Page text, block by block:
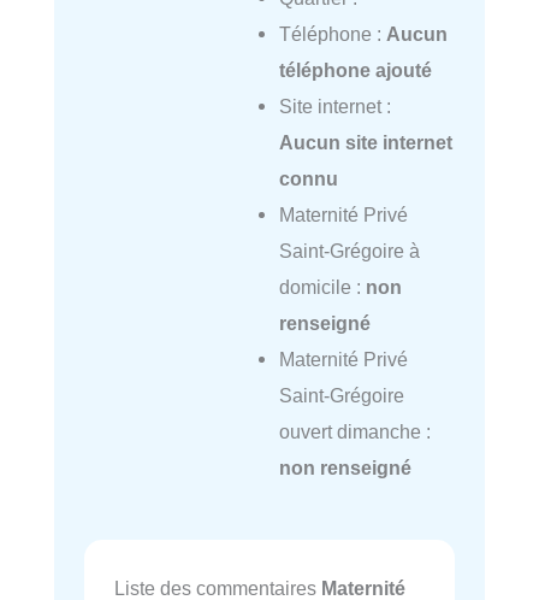
Téléphone : Aucun
téléphone ajouté
Site internet :
Aucun site internet
connu
Maternité Privé
Saint-Grégoire à
domicile : non
renseigné
Maternité Privé
Saint-Grégoire
ouvert dimanche :
non renseigné
Liste des commentaires Maternité